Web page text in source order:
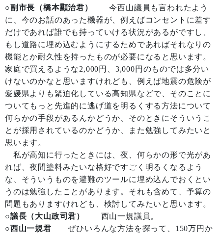
○副市長（橋本顯治君）
今西山議員も言われたよう
に、今のお話のあった機器が、例えばコンセントに差す
だけであれば誰でも持っていける状況があるがですし、
もし道路に埋め込むようにするためであればそれなりの
機能とか耐久性を持ったものが必要になると思います。
家庭で買えるような2,000円、3,000円のものでは多分い
けないのかなと思いますけれども、例えば地震の危険が
愛媛県よりも緊迫化している高知県などで、そのことに
ついてもっと先進的に逃げ道を明るくする方法について
何らかの手段があるんかどうか、そのときにそういうこ
とが採用されているのかどうか、また勉強してみたいと
思います。
私が高知に行ったときには、夜、何らかの形で光があ
れば、夜間塗料みたいな格好ですごく明るくなるよう
な、そういうものを避難のツールに埋め込んでおくとい
うのは勉強したことがあります。それも含めて、予算の
問題もありますけれども、検討してみたいと思います。
○議長（大山政司君）
西山一規議員。
○西山一規君 ぜひいろんな方法を探って、150万円か